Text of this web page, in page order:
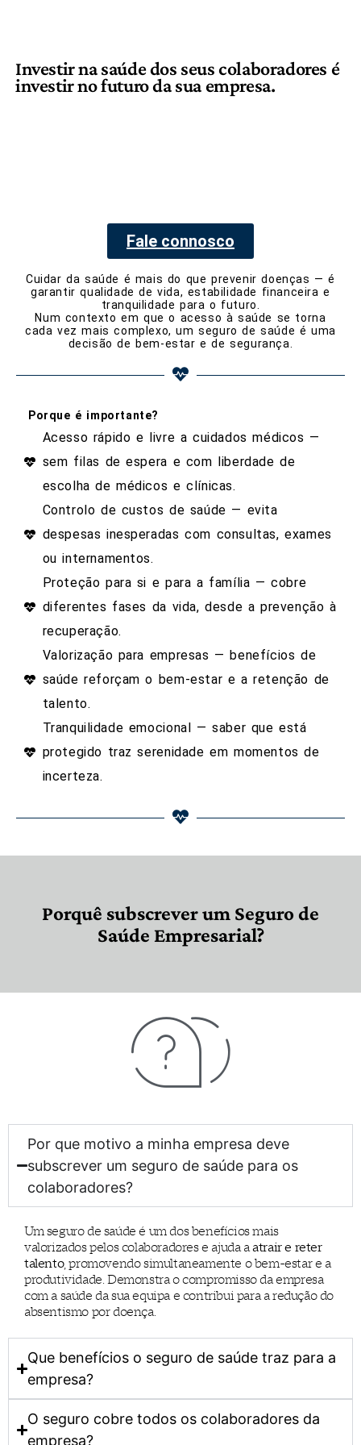
Investir na saúde dos seus colaboradores é
investir no futuro da sua empresa.
Fale connosco
Cuidar da saúde é mais do que prevenir doenças — é
garantir qualidade de vida, estabilidade financeira e
tranquilidade para o futuro.
Num contexto em que o acesso à saúde se torna
cada vez mais complexo, um seguro de saúde é uma
decisão de bem-estar e de segurança.
Porque é importante?
Acesso rápido e livre a cuidados médicos —
sem filas de espera e com liberdade de
escolha de médicos e clínicas.
Controlo de custos de saúde — evita
despesas inesperadas com consultas, exames
ou internamentos.
Proteção para si e para a família — cobre
diferentes fases da vida, desde a prevenção à
recuperação.
Valorização para empresas — benefícios de
saúde reforçam o bem-estar e a retenção de
talento.
Tranquilidade emocional — saber que está
protegido traz serenidade em momentos de
incerteza.
Porquê subscrever um Seguro de
Saúde Empresarial?
Por que motivo a minha empresa deve
subscrever um seguro de saúde para os
colaboradores?
Um seguro de saúde é um dos benefícios mais
valorizados pelos colaboradores e ajuda aatrair e reter
talento, promovendo simultaneamente o bem-estar e a
produtividade. Demonstra o compromisso da empresa
com a saúde da sua equipa e contribui para a redução do
absentismo por doença.
Que benefícios o seguro de saúde traz para a
empresa?
O seguro cobre todos os colaboradores da
empresa?